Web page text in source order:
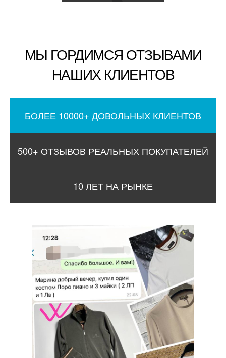
МЫ ГОРДИМСЯ ОТЗЫВАМИ
НАШИХ КЛИЕНТОВ
БОЛЕЕ 10000+ ДОВОЛЬНЫХ КЛИЕНТОВ
500+ ОТЗЫВОВ РЕАЛЬНЫХ ПОКУПАТЕЛЕЙ
10 ЛЕТ НА РЫНКЕ